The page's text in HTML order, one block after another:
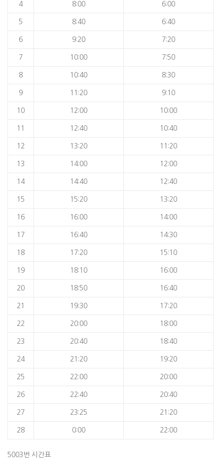
4 8:00 6:00
5 8:40 6:40
6 9:20 7:20
7 10:00 7:50
8 10:40 8:30
9 11:20 9:10
10 12:00 10:00
11 12:40 10:40
12 13:20 11:20
13 14:00 12:00
14 14:40 12:40
15 15:20 13:20
16 16:00 14:00
17 16:40 14:30
18 17:20 15:10
19 18:10 16:00
20 18:50 16:40
21 19:30 17:20
22 20:00 18:00
23 20:40 18:40
24 21:20 19:20
25 22:00 20:00
26 22:40 20:40
27 23:25 21:20
28 0:00 22:00
5003번 시간표